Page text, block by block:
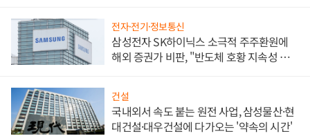
전자·전기·정보통신
삼성전자 SK하이닉스 소극적 주주환원에
해외 증권가 비판, "반도체 호황 지속성 의
건설
국내외서 속도 붙는 원전 사업, 삼성물산·현
대건설·대우건설에 다가오는 '약속의 시간'